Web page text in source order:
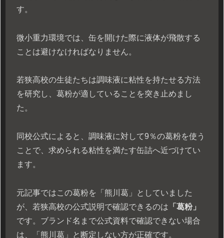
す。
微小重力環境では、缶を開けた際に液体が飛散する
ことは避けなければなりません。
若狭高校の生徒たちは調味液に粘性を持たせる方法
を研究し、葛粉が適していることを突き止めまし
た。
同校公式によると、調味液に対して9％の葛粉を使う
ことで、求められる粘性を満たす缶詰へ近づけてい
ます。
元記事ではこの葛粉を「熊川葛」としていました
が、若狭高校の公式説明で確認できるのは 「葛粉」
です。ブランド名まで公式資料で確認できない場合
は、「熊川葛」と断定しない方が正確です。